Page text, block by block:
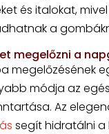
és italokat,
a
megelőzni a
megelőzésének
módja az
Az
segít hidratálni a